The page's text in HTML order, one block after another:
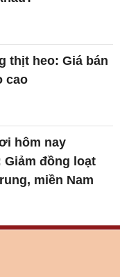
thịt heo: Giá bán
cao
hôm nay
Giảm đồng loạt
miền Nam